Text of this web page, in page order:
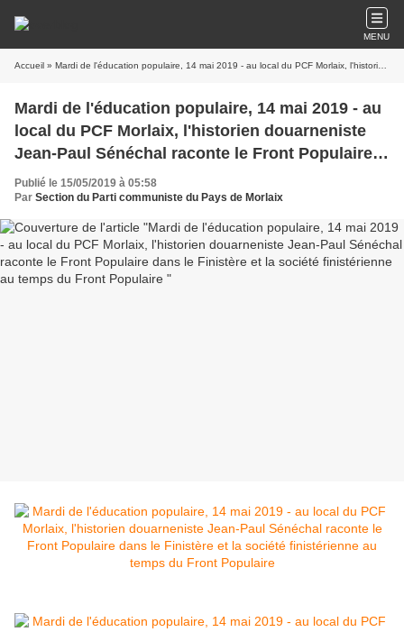
MENU
Accueil » Mardi de l'éducation populaire, 14 mai 2019 - au local du PCF Morlaix, l'historien douarneniste Jean-Paul Sénéchal raconte le Front Populaire dans le Finistère et la société finistérienne au temps du Front Populaire
Mardi de l'éducation populaire, 14 mai 2019 - au
local du PCF Morlaix, l'historien douarneniste
Jean-Paul Sénéchal raconte le Front Populaire
dans le Finistère et la société finistérienne au
temps du Front Populaire
Publié le 15/05/2019 à 05:58
Par Section du Parti communiste du Pays de Morlaix